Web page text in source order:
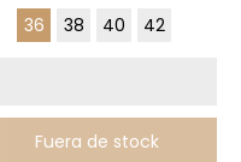
KleinBotella
36
38 40 42
Fuera de stock